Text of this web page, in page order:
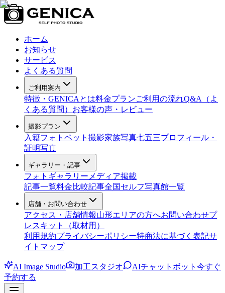
ホーム
お知らせ
サービス
よくある質問
ご利用案内
特徴・GENICAとは料金プランご利用の流れQ&A（よ
くある質問） お客様の声・レビュー
撮影プラン
入籍フォト ペット撮影家族写真七五三プロフィール・
証明写真
ギャラリー・記事
フォトギャラリー メディア掲載
記事一覧料金比較記事全国セルフ写真館一覧
店舗・お問い合わせ
アクセス・店舗情報山形エリアの方へお問い合わせプ
レスキット（取材用）
利用規約プライバシーポリシー特商法に基づく表記サ
イトマップ
AI Image Studio 加工スタジオ AIチャットボット 今すぐ
予約する